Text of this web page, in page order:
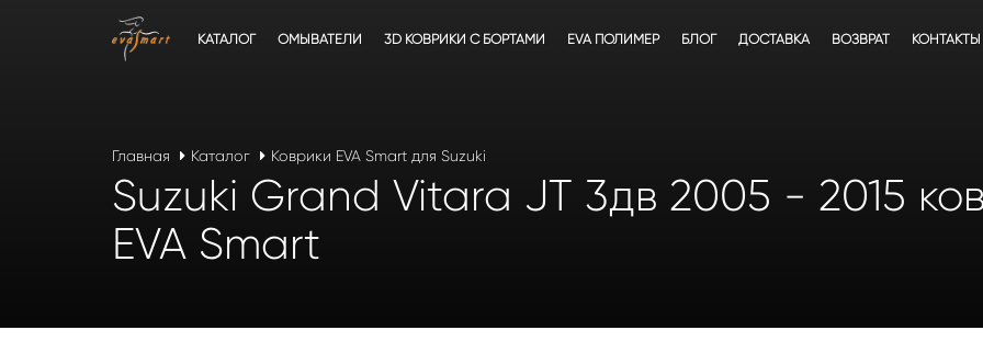
КАТАЛОГ ОМЫВАТЕЛИ 3D КОВРИКИ C БОРТАМИ EVA ПОЛИМЕР БЛОГ ДОСТАВКА ВОЗВРАТ КОНТАКТЫ
Главная Каталог Коврики EVA Smart для Suzuki
Suzuki Grand Vitara JT 3дв 2005 - 2015
EVA Smart